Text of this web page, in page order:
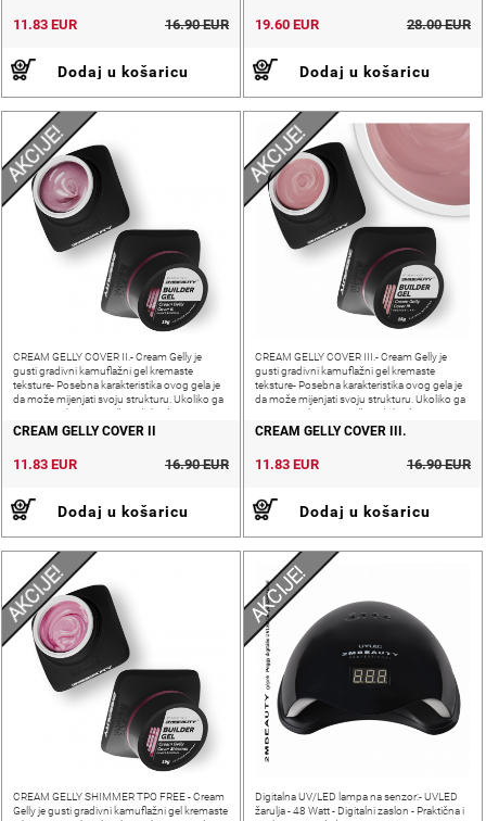
11.83 EUR 16.90 EUR
Dodaj u košaricu
19.60 EUR 28.00 EUR
Dodaj u košaricu
AKCIJE!
CREAM GELLY COVER II.- Cream Gelly je
gusti gradivni kamuflažni gel kremaste
teksture- Posebna karakteristika ovog gela je
da može mijenjati svoju strukturu. Ukoliko ga
prije upotrebe promiješate dobit ćete
samonivelirajući, fin i mek gel.
CREAM GELLY COVER II
11.83 EUR 16.90 EUR
Dodaj u košaricu
AKCIJE!
CREAM GELLY COVER III.- Cream Gelly je
gusti gradivni kamuflažni gel kremaste
teksture- Posebna karakteristika ovog gela je
da može mijenjati svoju strukturu. Ukoliko ga
prije upotrebe promiješate dobit ćete
samonivelirajući, fin i mek
CREAM GELLY COVER III.
11.83 EUR 16.90 EUR
Dodaj u košaricu
AKCIJE!
CREAM GELLY SHIMMER TPO FREE - Cream
Gelly je gusti gradivni kamuflažni gel kremaste
AKCIJE!
Digitalna UV/LED lampa na senzor:- UVLED
žarulja - 48 Watt - Digitalni zaslon - Praktična i